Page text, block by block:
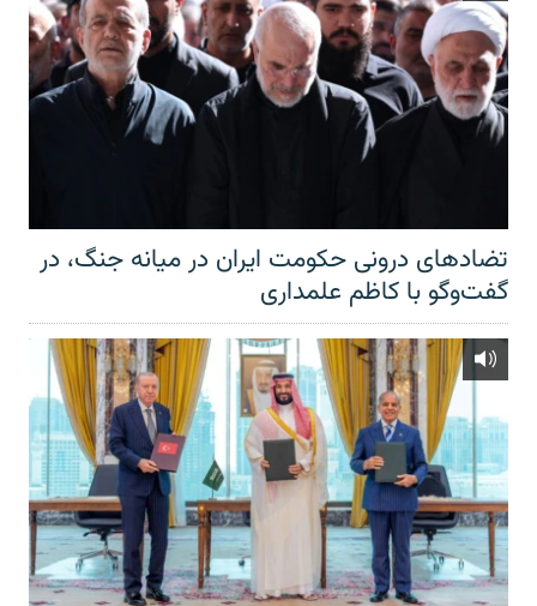
تضادهای درونی حکومت ایران در میانه جنگ، در
گفت‌‌وگو با کاظم علمداری